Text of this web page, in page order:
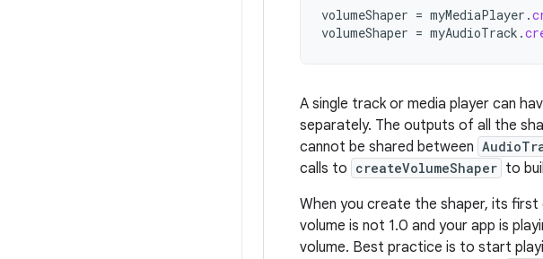
volumeShaper = myMediaPlayer .
volumeShaper = myAudioTrack .
A single track or media player can
separately. The outputs of all the
cannot be shared between
calls to createVolumeShaper to
When you create the shaper, its first
volume is not 1.0 and your app is
volume. Best practice is to start